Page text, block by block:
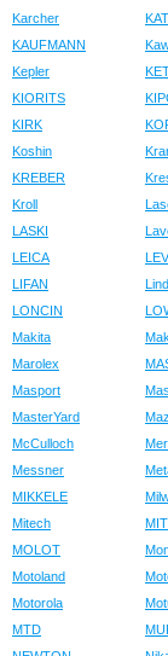
Karcher
KAUFMANN
Kepler
KIORITS
KIRK
Koshin
KREBER
Kroll
LASKI
LEICA
LIFAN
LONCIN
Makita
Marolex
Masport
MasterYard
McCulloch
Messner
MIKKELE
Mitech
MOLOT
Motoland
Motorola
MTD